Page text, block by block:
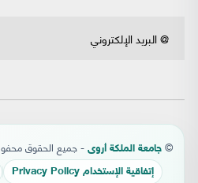
© جامعة الملكة أروى - جميع الحقوق محفوظة 1996 -
إتفاقية الإستخدام Privacy Policy